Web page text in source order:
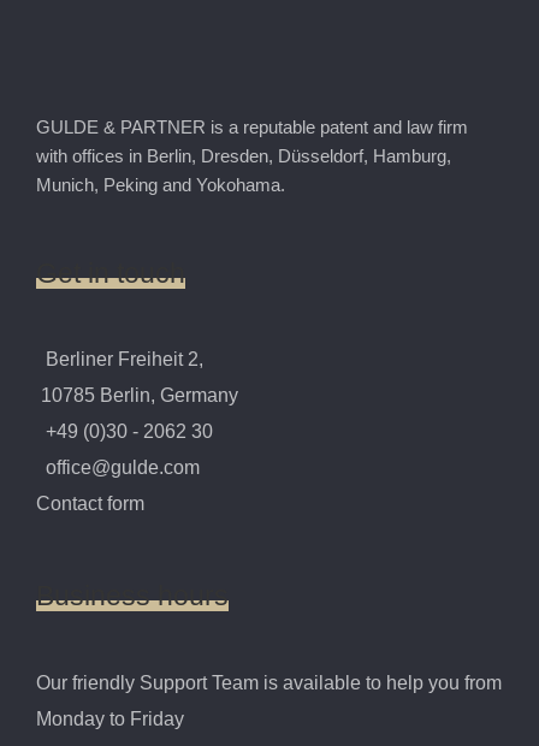
GULDE & PARTNER is a reputable patent and law firm
with offices in Berlin, Dresden, Düsseldorf, Hamburg,
Munich, Peking and Yokohama.
Get in touch
Berliner Freiheit 2,
10785 Berlin, Germany
+49 (0)30 - 2062 30
office@gulde.com
Contact form
Business hours
Our friendly Support Team is available to help you from
Monday to Friday